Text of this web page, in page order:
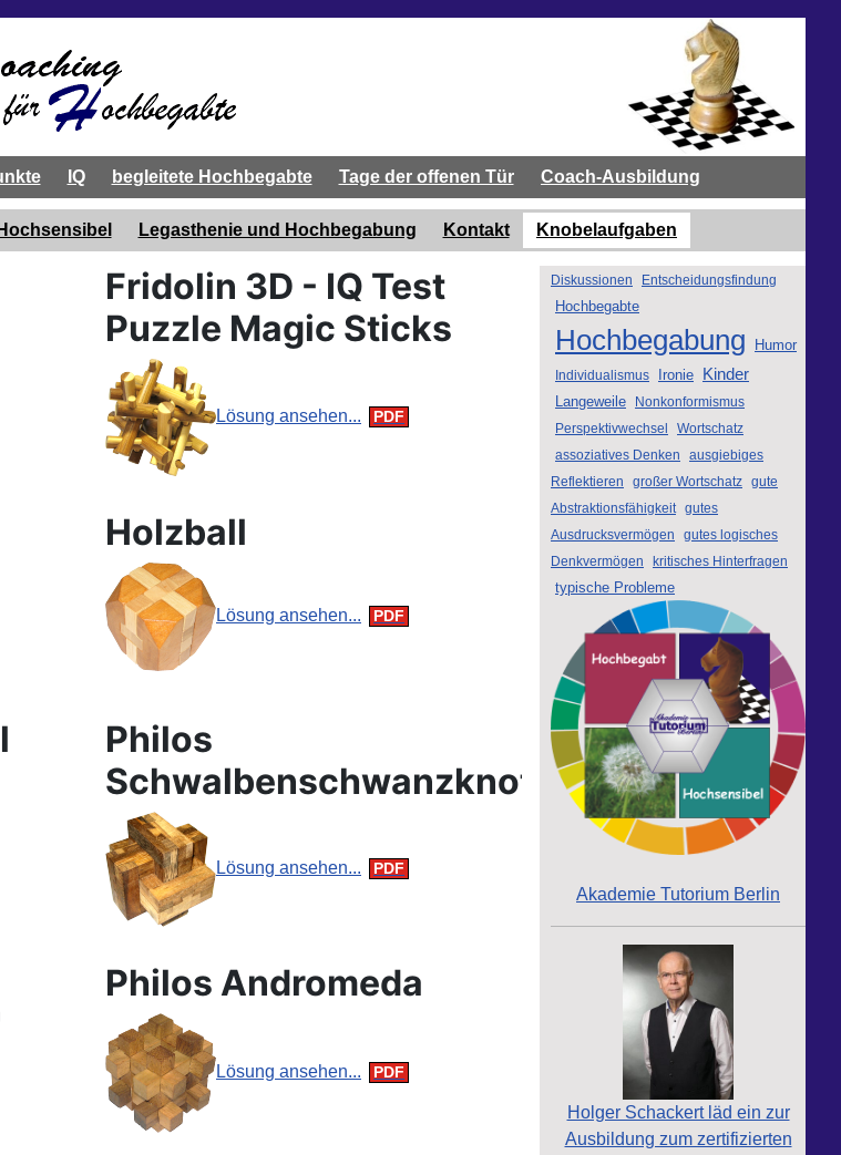
IQ begleitete Hochbegabte Tage der offenen Tür Coach-Ausbildung
Hochsensibel Legasthenie und Hochbegabung Kontakt Knobelaufgaben
Fridolin 3D - IQ Test
Puzzle Magic Sticks
Lösung ansehen...
Holzball
Lösung ansehen...
Philos
Schwalbenschwanzknoten
Lösung ansehen...
Philos Andromeda
Lösung ansehen...
Diskussionen Entscheidungsfindung
Hochbegabte
Hochbegabung Humor
Individualismus Ironie Kinder
Langeweile
Nonkonformismus
Perspektivwechsel
Wortschatz
assoziatives Denken
ausgiebiges
Reflektieren
großer Wortschatz gute
Abstraktionsfähigkeit gutes
Ausdrucksvermögen
gutes logisches
Denkvermögen
kritisches Hinterfragen
typische Probleme
Akademie Tutorium Berlin
Holger Schackert läd ein zur
Ausbildung zum zertifizierten